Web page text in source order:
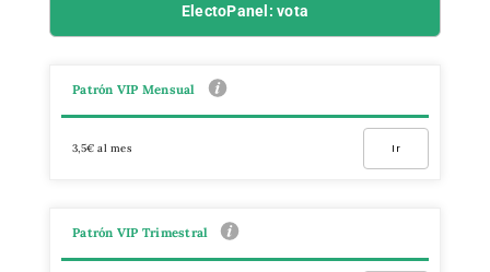
ElectoPanel: vota
Patrón VIP Mensual
3,5€ al mes Ir
Patrón VIP Trimestral